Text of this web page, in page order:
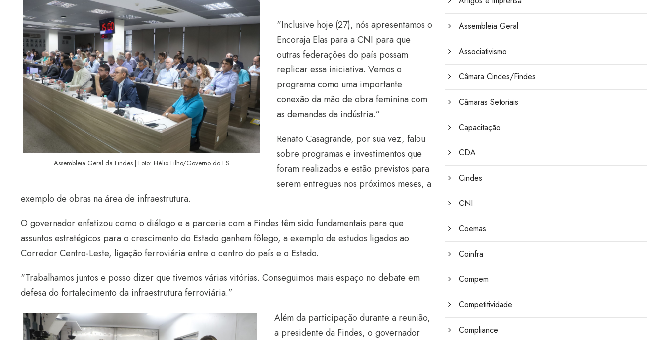
Assembleia Geral da Findes | Foto: Hélio Filho/Governo do ES
“Inclusive hoje (27), nós apresentamos o
Encoraja Elas para a CNI para que
outras federações do país possam
replicar essa iniciativa. Vemos o
programa como uma importante
conexão da mão de obra feminina com
as demandas da indústria.”
Renato Casagrande, por sua vez, falou
sobre programas e investimentos que
foram realizados e estão previstos para
serem entregues nos próximos meses, a
exemplo de obras na área de infraestrutura.
O governador enfatizou como o diálogo e a parceria com a Findes têm sido fundamentais para que
assuntos estratégicos para o crescimento do Estado ganhem fôlego, a exemplo de estudos ligados ao
Corredor Centro-Leste, ligação ferroviária entre o centro do país e o Estado.
“Trabalhamos juntos e posso dizer que tivemos várias vitórias. Conseguimos mais espaço no debate em
defesa do fortalecimento da infraestrutura ferroviária.”
Além da participação durante a reunião,
a presidente da Findes, o governador
Assembleia Geral
Associativismo
Câmara Cindes/Findes
Câmaras Setoriais
Capacitação
CDA
Cindes
CNI
Coemas
Coinfra
Compem
Competitividade
Compliance